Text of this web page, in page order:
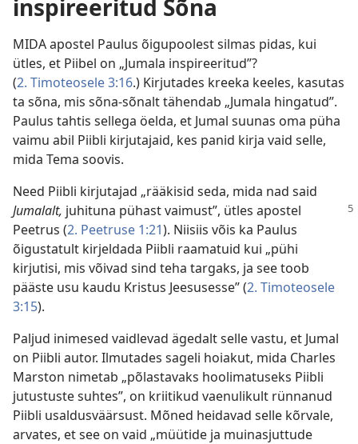
inspireeritud Sõna
MIDA apostel Paulus õigupoolest silmas pidas, kui
ütles, et Piibel on „Jumala inspireeritud”?
(2. Timoteosele 3:16.) Kirjutades kreeka keeles, kasutas
ta sõna, mis sõna-sõnalt tähendab „Jumala hingatud”.
Paulus tahtis sellega öelda, et Jumal suunas oma püha
vaimu abil Piibli kirjutajaid, kes panid kirja vaid selle,
mida Tema soovis.
Need Piibli kirjutajad „rääkisid seda, mida nad said
Jumalalt, juhituna pühast vaimust”, ütles apostel
Peetrus (2. Peetruse 1:21). Niisiis võis ka Paulus
õigustatult kirjeldada Piibli raamatuid kui „pühi
kirjutisi, mis võivad sind teha targaks, ja see toob
pääste usu kaudu Kristus Jeesusesse” (2. Timoteosele
3:15).
Paljud inimesed vaidlevad ägedalt selle vastu, et Jumal
on Piibli autor. Ilmutades sageli hoiakut, mida Charles
Marston nimetab „põlastavaks hoolimatuseks Piibli
jutustuste suhtes”, on kriitikud vaenulikult rünnanud
Piibli usaldusväärsust. Mõned heidavad selle kõrvale,
arvates, et see on vaid „müütide ja muinasjuttude